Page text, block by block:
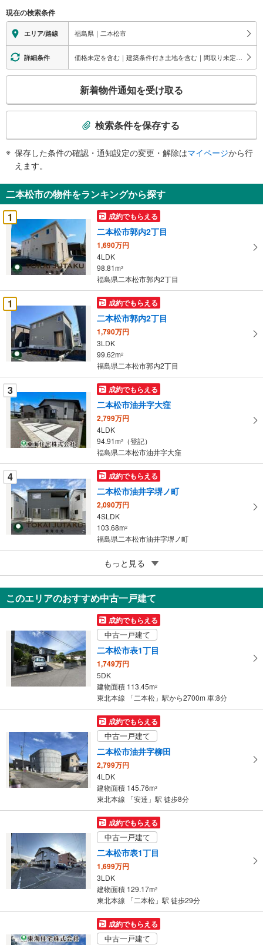
る
情
報
現在の検索条件
エリア/路線 福島県｜二本松市
詳細条件 価格未定を含む｜建築条件付き土地を含む｜間取り未定を含む｜平坦地
検
知
を
受
け
取
る
・
条
件
を
マ
イ
ペ
ー
に
保
存
す
新着物件通知を受け取る
検索条件を保存する
保存した条件の確認・通知設定の変更・解除はマイページから行
えます。
二本松市の物件をランキングから探す
1
成約でもらえる
二本松市郭内2丁目
1,690万円
4LDK
98.81m2
福島県二本松市郭内2丁目
1 成約でもらえる
二本松市郭内2丁目
1,790万円
3LDK
99.62m2
福島県二本松市郭内2丁目
3 成約でもらえる
二本松市油井字大窪
2,799万円
4LDK
94.91m2
（登記）
福島県二本松市油井字大窪
4 成約でもらえる
二本松市油井字堺ノ町
2,090万円
4SLDK
103.68m2
福島県二本松市油井字堺ノ町
成約でもらえる
二本松市油井字堺ノ町
1,890万円
4LDK
96.38m2
福島県二本松市油井字堺ノ町
もっと見る
このエリアのおすすめ中古一戸建て
成約でもらえる
中古一戸建て
二本松市表1丁目
1,749万円
5DK
建物面積 113.45m2
東北本線 「二本松」駅から2700m 車:8分
成約でもらえる
中古一戸建て
二本松市油井字柳田
2,799万円
4LDK
建物面積 145.76m2
東北本線 「安達」駅 徒歩8分
成約でもらえる
中古一戸建て
二本松市表1丁目
1,699万円
3LDK
建物面積 129.17m2
東北本線 「二本松」駅 徒歩29分
成約でもらえる
中古一戸建て